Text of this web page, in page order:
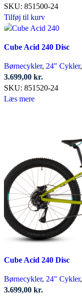
SKU: 851500-24
Tilføj til kurv
Cube Acid 240 Disc
Børnecykler, 24" Cykler,
3.699,00 kr.
SKU: 851520-24
Læs mere
Cube Acid 240 Disc
Børnecykler, 24" Cykler,
3.699,00 kr.